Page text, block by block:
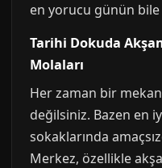
en yorucu günün bile
Tarihi Dokuda
Molaları
Her zaman bir
değilsiniz. Bazen en
sokaklarında
Merkez, özellikle